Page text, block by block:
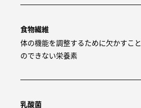
食物繊維
体の機能を調整するために欠かすこと
のできない栄養素
乳酸菌